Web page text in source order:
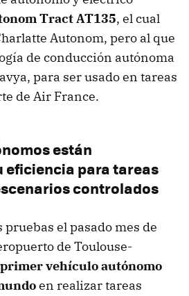
Tract AT135, el cual
Autonom, pero al que
de conducción autónoma
para ser usado en tareas
de Air France.
están
eficiencia para tareas
controlados
el pasado mes de
de Toulouse-
vehículo autónomo
en realizar tareas